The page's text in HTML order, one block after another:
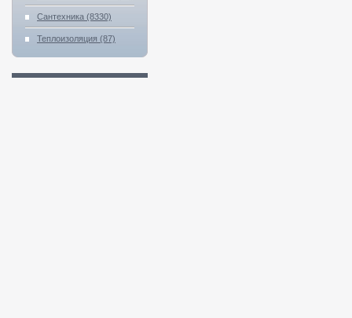
Сантехника (8330)
Теплоизоляция (87)